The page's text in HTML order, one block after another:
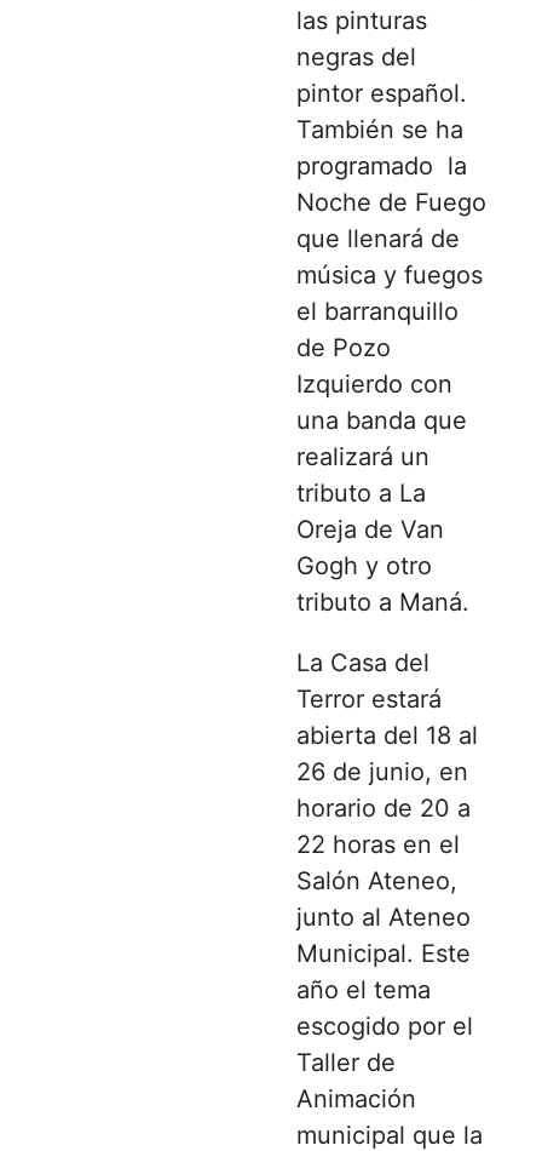
las pinturas
negras del
pintor español.
También se ha
programado la
Noche de Fuego
que llenará de
música y fuegos
el barranquillo
de Pozo
Izquierdo con
una banda que
realizará un
tributo a La
Oreja de Van
Gogh y otro
tributo a Maná.
La Casa del
Terror estará
abierta del 18 al
26 de junio, en
horario de 20 a
22 horas en el
Salón Ateneo,
junto al Ateneo
Municipal. Este
año el tema
escogido por el
Taller de
Animación
municipal que la